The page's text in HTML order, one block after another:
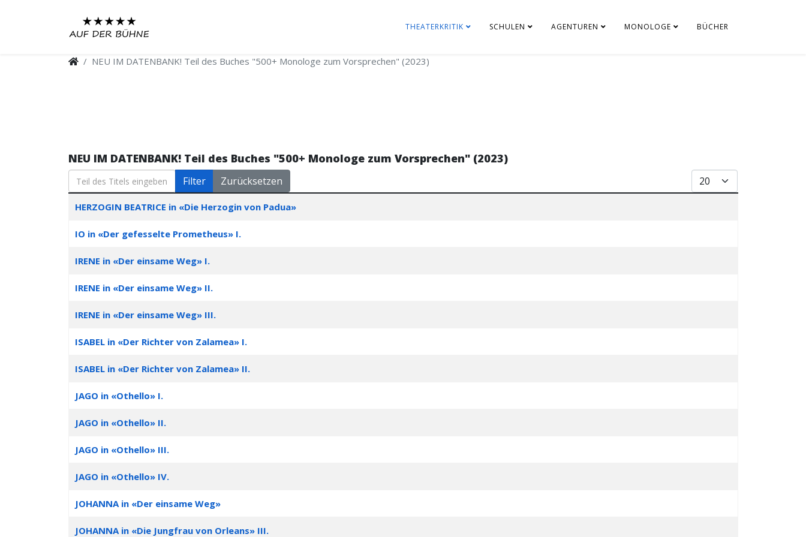
THEATERKRITIK SCHULEN AGENTUREN MONOLOGE BÜCHER
NEU IM DATENBANK! Teil des Buches "500+ Monologe zum Vorsprechen" (2023)
NEU IM DATENBANK! Teil des Buches "500+ Monologe zum Vorsprechen" (2023)
Teil des Titels eingeben Filter Zurücksetzen Anzeige #
Stück
HERZOGIN BEATRICE in «Die Herzogin von Padua»
IO in «Der gefesselte Prometheus» I.
IRENE in «Der einsame Weg» I.
IRENE in «Der einsame Weg» II.
IRENE in «Der einsame Weg» III.
ISABEL in «Der Richter von Zalamea» I.
ISABEL in «Der Richter von Zalamea» II.
JAGO in «Othello» I.
JAGO in «Othello» II.
JAGO in «Othello» III.
JAGO in «Othello» IV.
JOHANNA in «Der einsame Weg»
JOHANNA in «Die Jungfrau von Orleans» III.